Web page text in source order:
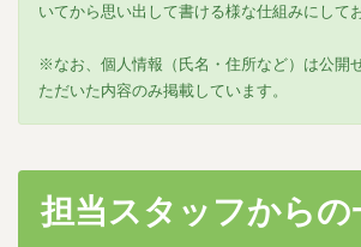
いてから思い出して書ける様な仕組みにして
※なお、個人情報（氏名・住所など）は公開
ただいた内容のみ掲載しています。
担当スタッフからの